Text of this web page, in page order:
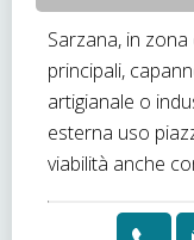
Sarzana, in
principali,
artigianale o
esterna uso
viabilità anche